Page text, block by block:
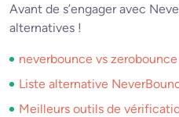
Avant de s’engager avec
alternatives !
neverbounce vs zerobounce
Liste alternative
Meilleurs outils de